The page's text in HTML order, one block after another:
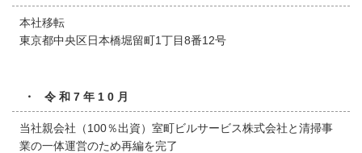
本社移転
東京都中央区日本橋堀留町1丁目8番12号
・ 令和7年10月
当社親会社（100％出資）室町ビルサービス株式会社と清掃事
業の一体運営のため再編を完了